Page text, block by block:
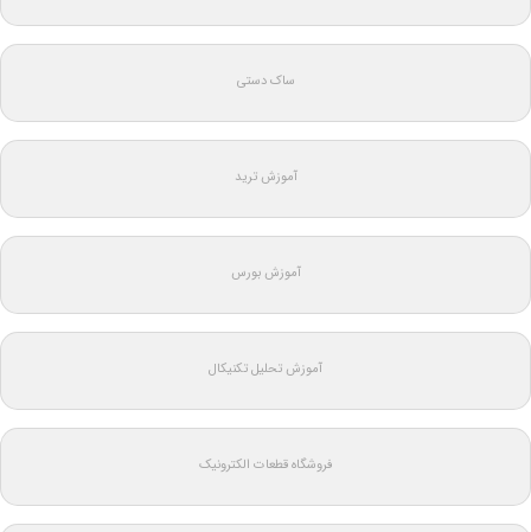
ساک دستی
آموزش ترید
آموزش بورس
آموزش تحلیل تکنیکال
فروشگاه قطعات الکترونیک